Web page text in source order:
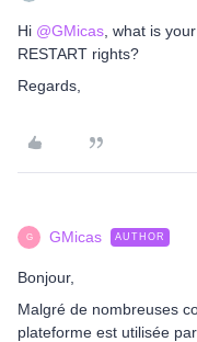
Hi ​ @GMicas , what is
RESTART rights?
Regards,
G GMicas AUTHOR
Bonjour,
Malgré de nombreuses
plateforme est utilisée